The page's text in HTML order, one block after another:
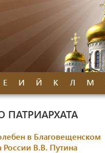
Е И Й К Л М
в Благовещенском
В.В. Путина